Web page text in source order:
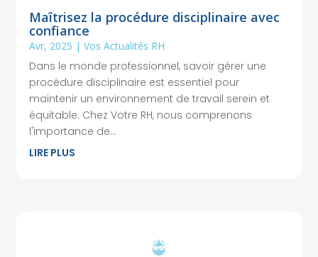
Maîtrisez la procédure disciplinaire avec
confiance
Avr, 2025 |Vos Actualités RH
Dans le monde professionnel, savoir gérer une
procédure disciplinaire est essentiel pour
maintenir un environnement de travail serein et
équitable. Chez Votre RH, nous comprenons
l'importance de...
LIRE PLUS